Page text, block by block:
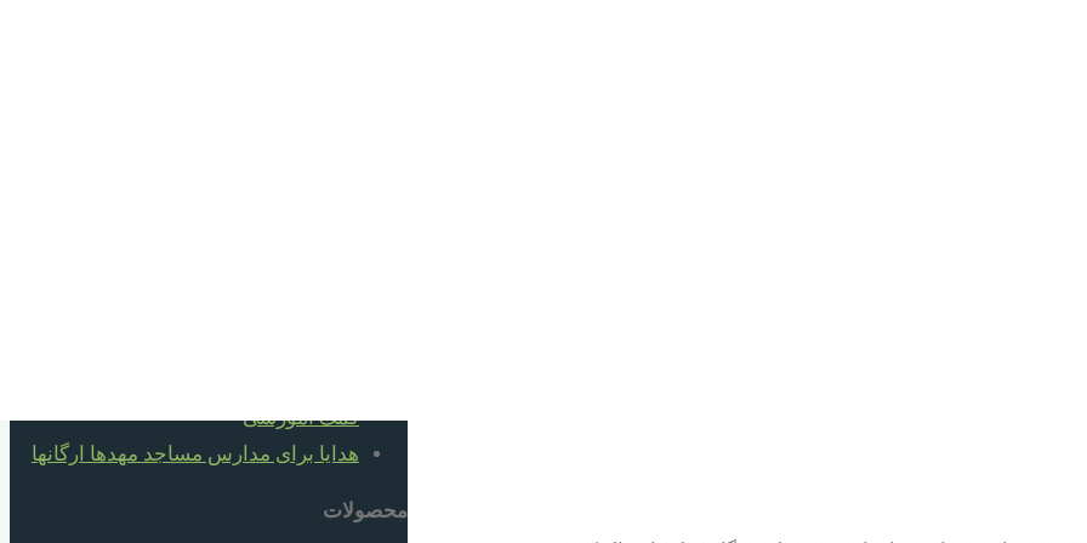
کمک آموزشی
هدایا برای مدارس مساجد مهدها ارگانها
محصولات